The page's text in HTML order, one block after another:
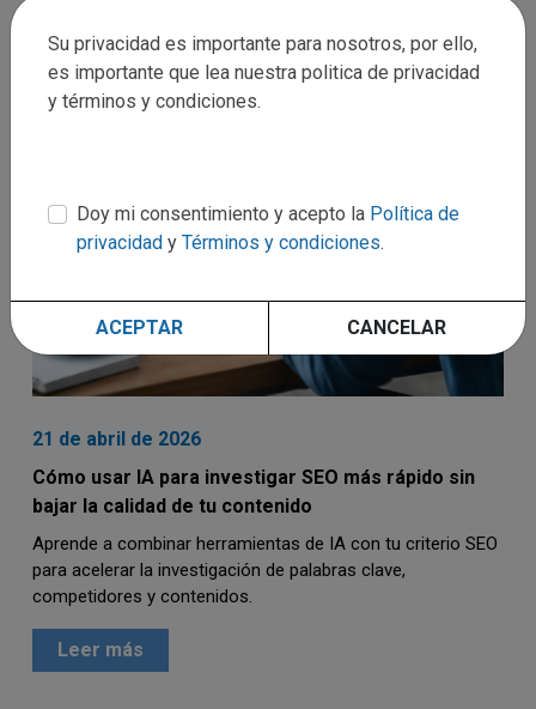
21 de abril de 2026
Cómo usar IA para investigar SEO más rápido sin
bajar la calidad de tu contenido
Aprende a combinar herramientas de IA con tu criterio SEO
para acelerar la investigación de palabras clave,
competidores y contenidos.
Leer más
Su privacidad es importante para nosotros, por ello,
es importante que lea nuestra politica de privacidad
y términos y condiciones.
Doy mi consentimiento y acepto la Política de
privacidad y Términos y condiciones.
ACEPTAR CANCELAR